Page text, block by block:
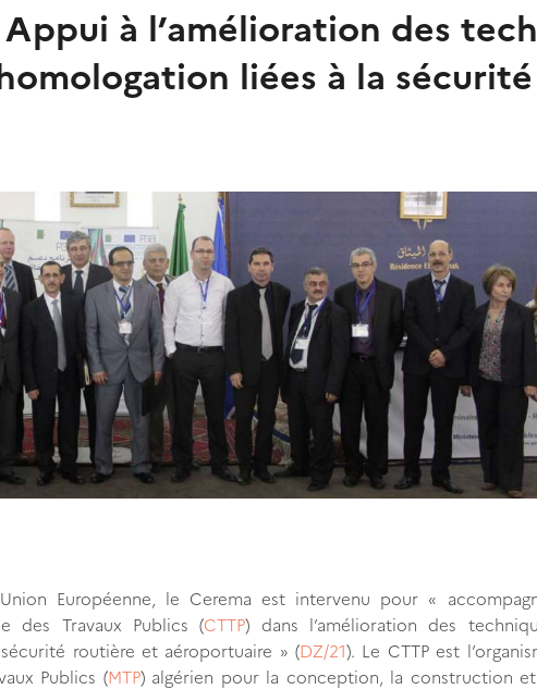
Appui à l’amélioration des
liées à la
Européenne, le Cerema est intervenu pour «
des Travaux Publics (CTTP) dans l’amélioration des
routière et aéroportuaire » (DZ/21). Le CTTP est
Publics (MTP) algérien pour la conception, la construction